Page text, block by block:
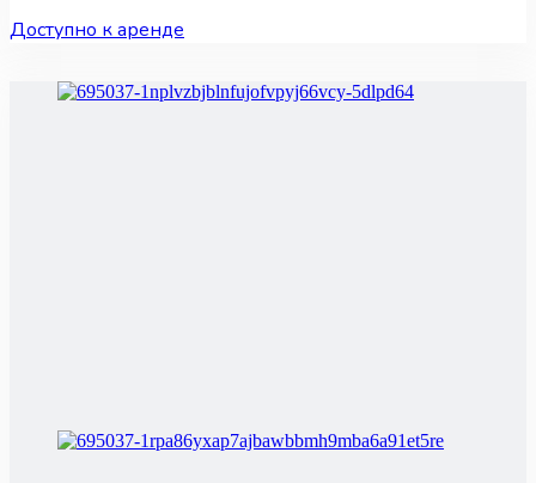
Доступно к аренде